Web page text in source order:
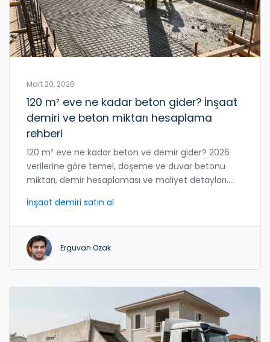
Mart 20, 2026
120 m² eve ne kadar beton gider? İnşaat
demiri ve beton miktarı hesaplama
rehberi
120 m² eve ne kadar beton ve demir gider? 2026
verilerine göre temel, döşeme ve duvar betonu
miktarı, demir hesaplaması ve maliyet detayları.
hesaplama yöntemleri.
İnşaat demiri satın al
Erguvan Ozak